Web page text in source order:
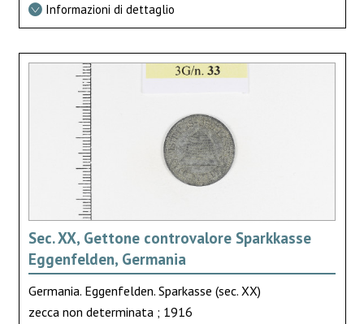
Informazioni di dettaglio
Sec. XX, Gettone controvalore Sparkkasse
Eggenfelden, Germania
Germania. Eggenfelden. Sparkasse (sec. XX)
zecca non determinata ; 1916